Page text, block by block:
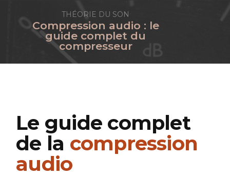
THÉORIE DU SON
Compression audio : le
guide complet du
compresseur
Le guide complet
de la compression
audio